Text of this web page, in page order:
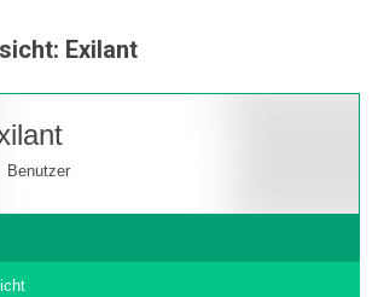
Exilant
Benutzer